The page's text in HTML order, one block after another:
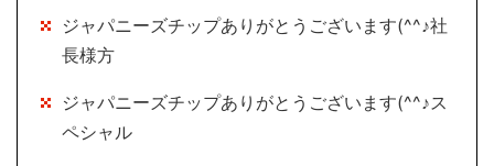
ジャパニーズチップありがとうございます(^^♪社
長様方
ジャパニーズチップありがとうございます(^^♪ス
ペシャル